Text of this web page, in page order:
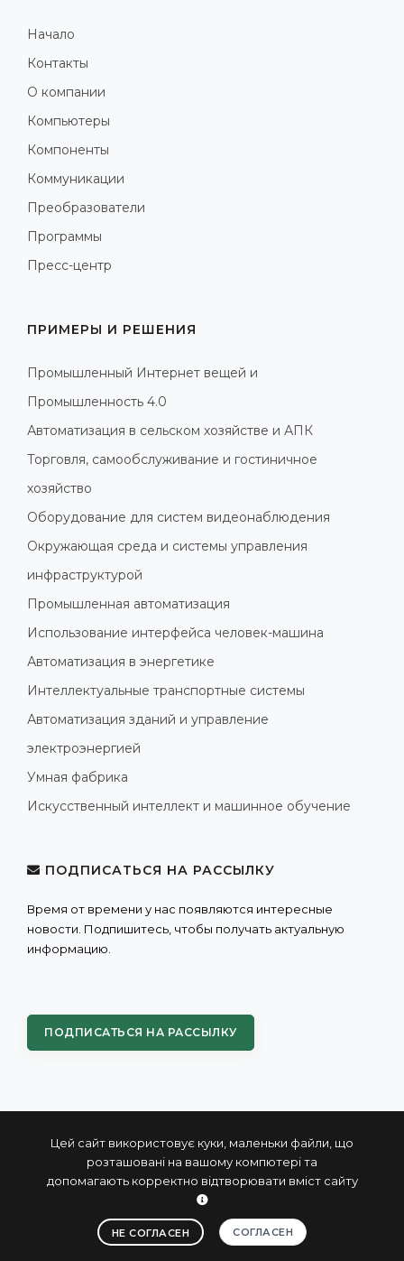
Цей сайт використовує куки, маленьки файли, що
розташовані на вашому компютері та
допомагають корректно відтворювати вміст сайту
НЕ СОГЛАСЕН СОГЛАСЕН
Начало
Контакты
О компании
Компьютеры
Компоненты
Коммуникации
Преобразователи
Программы
Пресс-центр
ПРИМЕРЫ И РЕШЕНИЯ
Промышленный Интернет вещей и
Промышленность 4.0
Автоматизация в сельском хозяйстве и АПК
Торговля, самообслуживание и гостиничное
хозяйство
Оборудование для систем видеонаблюдения
Окружающая среда и системы управления
инфраструктурой
Промышленная автоматизация
Использование интерфейса человек-машина
Автоматизация в энергетике
Интеллектуальные транспортные системы
Автоматизация зданий и управление
электроэнергией
Умная фабрика
Искусственный интеллект и машинное обучение
ПОДПИСАТЬСЯ НА РАССЫЛКУ
Время от времени у нас появляются интересные
новости. Подпишитесь, чтобы получать актуальную
информацию.
ПОДПИСАТЬСЯ НА РАССЫЛКУ
© 2004 - 2026 ПРОКСИС™ - промышленные компьютеры
и системы